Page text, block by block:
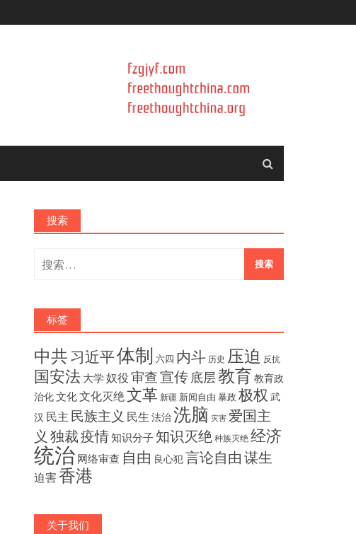
搜索
搜
索：
标签
中共习近平体制 六四 内斗 历史 压迫 反抗
国安法 大学 奴役 审查宣传底层教育 教育政
治化文化文化灭绝文革 新疆 新闻自由 暴政 极权 武
汉 民主 民族主义 民生 法治洗脑 灾害 爱国主
义 独裁疫情知识分子 知识灭绝 种族灭绝 经济
统治 网络审查 自由 良心犯言论自由 谋生
迫害香港
关于我们